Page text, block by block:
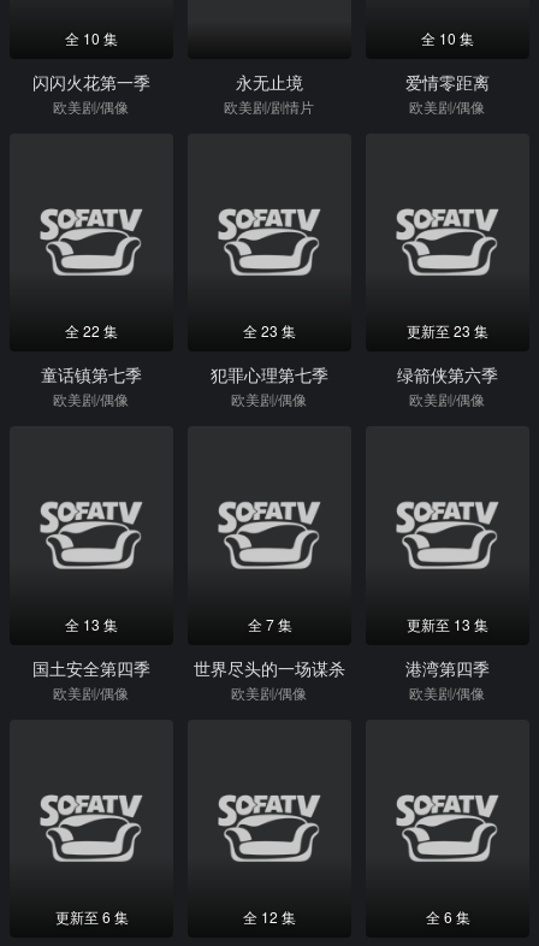
全 10 集
闪闪火花第一季
欧美剧/偶像
永无止境
欧美剧/剧情片
全 10 集
爱情零距离
欧美剧/偶像
全 22 集
童话镇第七季
欧美剧/偶像
全 23 集
犯罪心理第七季
欧美剧/偶像
更新至 23 集
绿箭侠第六季
欧美剧/偶像
全 13 集
国土安全第四季
欧美剧/偶像
全 7 集
世界尽头的一场谋杀
欧美剧/偶像
更新至 13 集
港湾第四季
欧美剧/偶像
更新至 6 集 全 12 集 全 6 集